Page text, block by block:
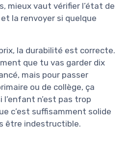
mieux vaut vérifier l’état de
la renvoyer si quelque
la durabilité est correcte.
que tu vas garder dix
mais pour passer
ou de collège, ça
n’est pas trop
c’est suffisamment solide
être indestructible.